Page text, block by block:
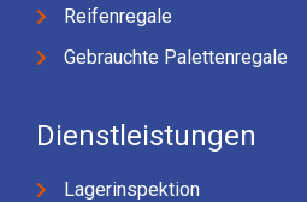
Reifenregale
Gebrauchte Palettenregale
Dienstleistungen
Lagerinspektion